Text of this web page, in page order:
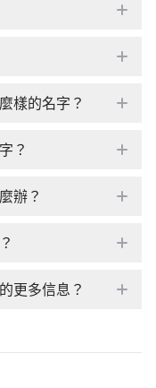
樣的名字？
？
辦？
更多信息？